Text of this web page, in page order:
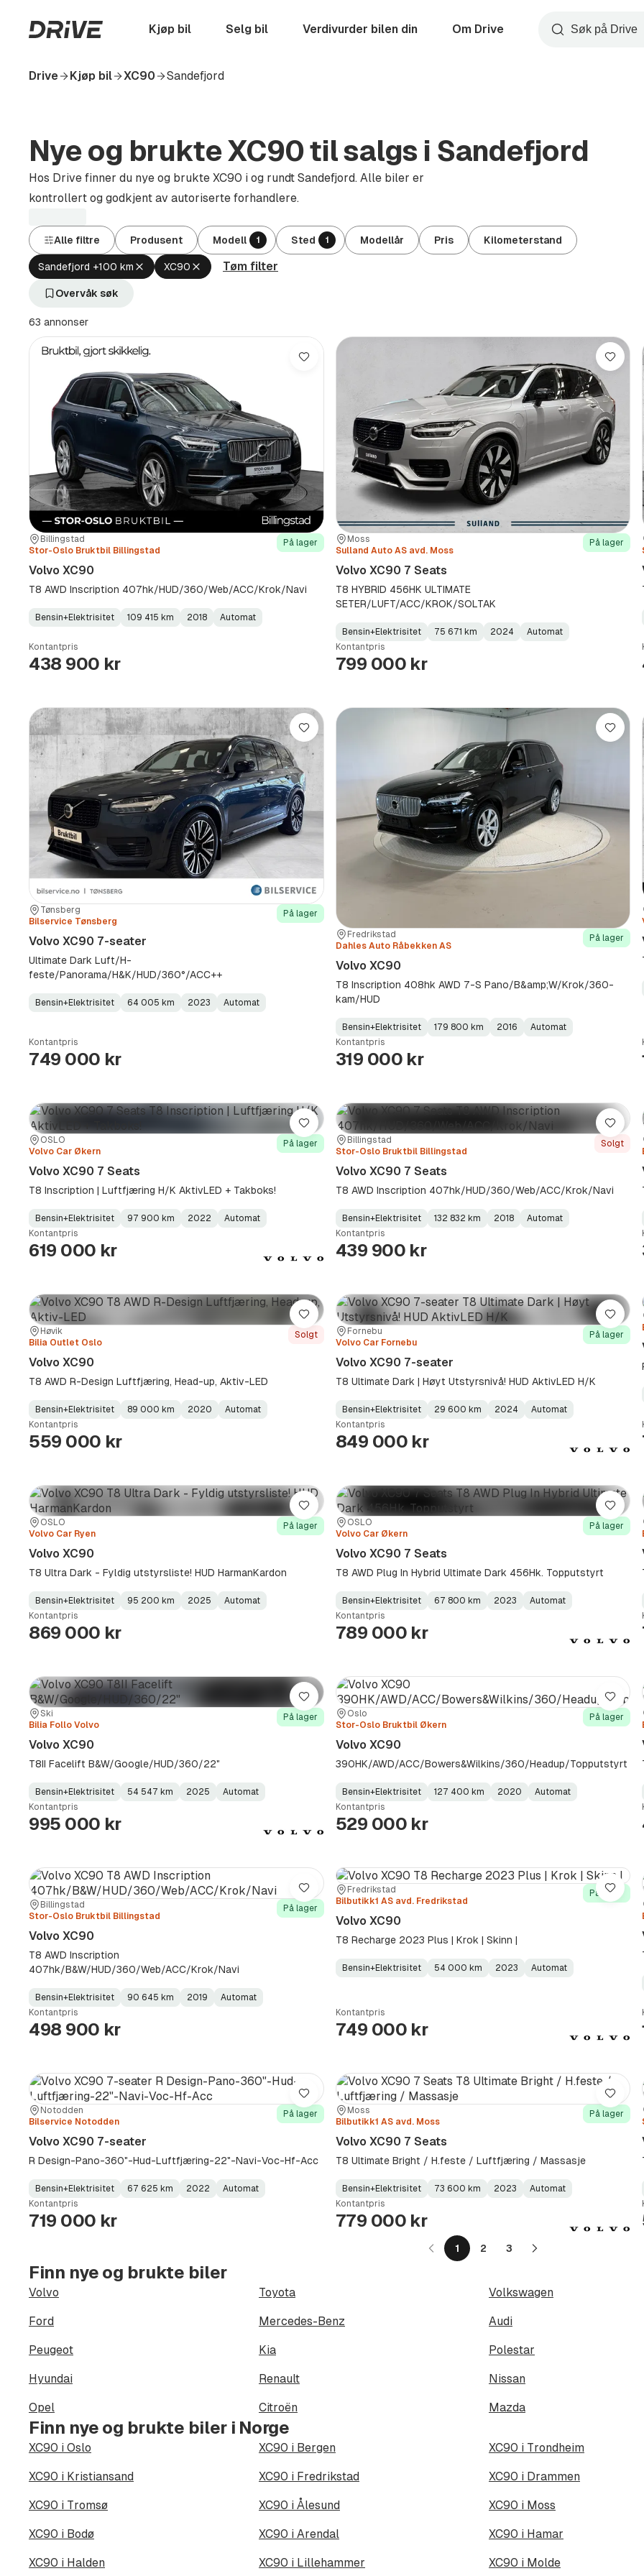
hovedinnhold
Startside Kjøp bil Selg bil Verdivurder bilen din Om Drive Søk
Drive Kjøp bil XC90 Sandefjord
Nye og brukte XC90 til salgs i Sandefjord
Hos Drive finner du nye og brukte XC90 i og rundt Sandefjord. Alle biler er
kontrollert og godkjent av autoriserte forhandlere.
Alle filtre Produsent Modell 1 Sted 1 Modellår Pris Kilometerstand
Sandefjord +100 km Fjern
aktivt
(Sted)
XC90 Fjern
aktivt
Tøm filter
Overvåk søk
63 annonser
Sted:Billingstad
Forhandler:
Stor-Oslo Bruktbil Billingstad
På lager
Volvo XC90
T8 AWD Inscription 407hk/HUD/360/Web/ACC/Krok/Navi
Fuel
Bensin+Elektrisitet
Kilometerstand: 109 415 km
Model
2018
Gearbox
Automat
Kontantpris
438 900 kr
Lagre
Sted:
Moss
Forhandler:
Sulland Auto AS avd. Moss
På lager
Volvo XC90 7 Seats
T8 HYBRID 456HK ULTIMATE
SETER/LUFT/ACC/KROK/SOLTAK
Fuel
Type:
Bensin+Elektrisitet
Kilometerstand: 75 671 km
Model
Year:
2024
Gearbox
Type:
Automat
Kontantpris
799 000 kr
Lagre
Sted:Tønsberg
Forhandler:
Bilservice Tønsberg
På lager
Volvo XC90 7-seater
Ultimate Dark Luft/H-
feste/Panorama/H&K/HUD/360°/ACC++
Fuel
Bensin+Elektrisitet
Kilometerstand: 64 005 km
Model
2023
Gearbox
Automat
Kontantpris
749 000 kr
Lagre
Sted:Fredrikstad
Forhandler:
Dahles Auto Råbekken AS
På lager
Volvo XC90
T8 Inscription 408hk AWD 7-S Pano/B&amp;W/Krok/360-
kam/HUD
Fuel
Type:
Bensin+Elektrisitet
Kilometerstand: 179 800 km
Model
Year:
2016
Gearbox
Type:
Automat
Kontantpris
319 000 kr
Lagre
Sted:
OSLO
Forhandler:
Volvo Car Økern
På lager
Volvo XC90 7 Seats
T8 Inscription | Luftfjæring H/K AktivLED + Takboks!
Fuel
Type:
Bensin+Elektrisitet
Kilometerstand: 97 900 km
Model
Year:
2022
Gearbox
Type:
Automat
Kontantpris
619 000 kr
Lagre
Sted:Billingstad
Forhandler:
Stor-Oslo Bruktbil Billingstad
Solgt
Volvo XC90 7 Seats
T8 AWD Inscription 407hk/HUD/360/Web/ACC/Krok/Navi
Fuel
Type:
Bensin+Elektrisitet
Kilometerstand: 132 832 km
Model
Year:
2018
Gearbox
Type:
Automat
Kontantpris
439 900 kr
Lagre
Sted:
Høvik
Forhandler:
Bilia Outlet Oslo
Solgt
Volvo XC90
T8 AWD R-Design Luftfjæring, Head-up, Aktiv-LED
Fuel
Type:
Bensin+Elektrisitet
Kilometerstand: 89 000 km
Model
Year:
2020
Gearbox
Type:
Automat
Kontantpris
559 000 kr
Lagre
Sted:Fornebu
Forhandler:
Volvo Car Fornebu
På lager
Volvo XC90 7-seater
T8 Ultimate Dark | Høyt Utstyrsnivå! HUD AktivLED H/K
Fuel
Type:
Bensin+Elektrisitet
Kilometerstand: 29 600 km
Model
Year:
2024
Gearbox
Type:
Automat
Kontantpris
849 000 kr
Lagre
Sted:
OSLO
Forhandler:
Volvo Car Ryen
På lager
Volvo XC90
T8 Ultra Dark - Fyldig utstyrsliste! HUD HarmanKardon
Fuel
Type:
Bensin+Elektrisitet
Kilometerstand: 95 200 km
Model
Year:
2025
Gearbox
Type:
Automat
Kontantpris
869 000 kr
Lagre
Sted:
OSLO
Forhandler:
Volvo Car Økern
På lager
Volvo XC90 7 Seats
T8 AWD Plug In Hybrid Ultimate Dark 456Hk. Topputstyrt
Fuel
Type:
Bensin+Elektrisitet
Kilometerstand: 67 800 km
Model
Year:
2023
Gearbox
Type:
Automat
Kontantpris
789 000 kr
Lagre
Sted:
Ski
Forhandler:
Bilia Follo Volvo
På lager
Volvo XC90
T8II Facelift B&W/Google/HUD/360/22"
Fuel
Type:
Bensin+Elektrisitet
Kilometerstand: 54 547 km
Model
Year:
2025
Gearbox
Type:
Automat
Kontantpris
995 000 kr
Lagre
Sted:
Oslo
Forhandler:
Stor-Oslo Bruktbil Økern
På lager
Volvo XC90
390HK/AWD/ACC/Bowers&Wilkins/360/Headup/Topputstyrt
Fuel
Type:
Bensin+Elektrisitet
Kilometerstand: 127 400 km
Model
Year:
2020
Gearbox
Type:
Automat
Kontantpris
529 000 kr
Lagre
Sted:Billingstad
Forhandler:
Stor-Oslo Bruktbil Billingstad
På lager
Volvo XC90
T8 AWD Inscription
407hk/B&W/HUD/360/Web/ACC/Krok/Navi
Fuel
Type:
Bensin+Elektrisitet
Kilometerstand: 90 645 km
Model
Year:
2019
Gearbox
Type:
Automat
Kontantpris
498 900 kr
Lagre Sted:Fredrikstad
Forhandler:
Bilbutikk1 AS avd. Fredrikstad
På lager
Volvo XC90
T8 Recharge 2023 Plus | Krok | Skinn |
Fuel
Bensin+Elektrisitet
Kilometerstand: 54 000 km
Model
2023
Gearbox
Automat
Kontantpris
749 000 kr
Lagre
Sted:Notodden
Forhandler:
Bilservice Notodden
På lager
Volvo XC90 7-seater
R Design-Pano-360"-Hud-Luftfjæring-22"-Navi-Voc-Hf-Acc
Fuel
Type:
Bensin+Elektrisitet
Kilometerstand: 67 625 km
Model
Year:
2022
Gearbox
Type:
Automat
Kontantpris
719 000 kr
Lagre
Sted:
Moss
Forhandler:
Bilbutikk1 AS avd. Moss
På lager
Volvo XC90 7 Seats
T8 Ultimate Bright / H.feste / Luftfjæring / Massasje
Fuel
Type:
Bensin+Elektrisitet
Kilometerstand: 73 600 km
Model
Year:
2023
Gearbox
Type:
Automat
Kontantpris
779 000 kr
Lagre
1 2 3
Neste
Finn nye og brukte biler
Volvo Toyota Volkswagen
Ford Mercedes-Benz Audi
Peugeot Kia Polestar
Hyundai Renault Nissan
Opel Citroën Mazda
Finn nye og brukte biler i Norge
XC90 i Oslo XC90 i Bergen XC90 i Trondheim
XC90 i Kristiansand XC90 i Fredrikstad XC90 i Drammen
XC90 i Tromsø XC90 i Ålesund XC90 i Moss
XC90 i Bodø XC90 i Arendal XC90 i Hamar
XC90 i Halden XC90 i Lillehammer XC90 i Molde